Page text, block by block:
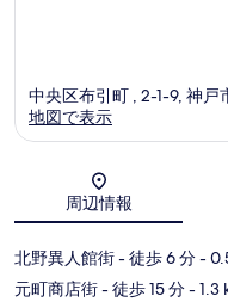
中央区布引町 , 2-1-9, 神
地図で表示
周辺情報
北野異人館街- 徒歩 6 分-
元町商店街- 徒歩 15 分- 1.3